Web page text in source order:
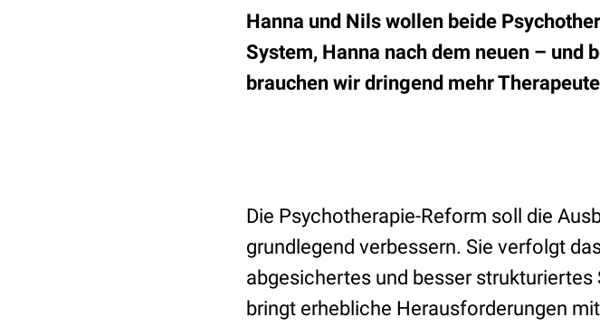
Hanna und Nils wollen beide
System, Hanna nach dem neuen – und
brauchen wir dringend mehr
Die Psychotherapie-Reform soll die
grundlegend verbessern. Sie verfolgt
abgesichertes und besser strukturiertes
bringt erhebliche Herausforderungen